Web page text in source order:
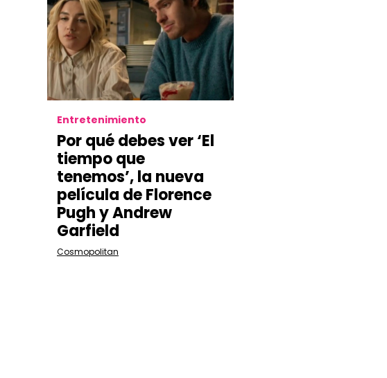
Entretenimiento
Por qué debes ver ‘El
tiempo que
tenemos’, la nueva
película de Florence
Pugh y Andrew
Garfield
Cosmopolitan